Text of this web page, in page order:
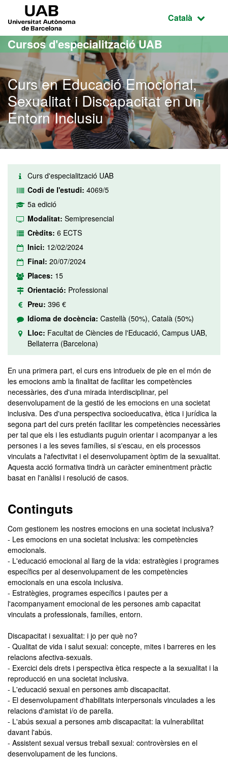
Ves al contingut principal
Ves a la navegació de la pàgina
Idioma
Català
Cursos d'especialització UAB
Curs en Educació Emocional,
Sexualitat i Discapacitat en un
Entorn Inclusiu
Curs d'especialització UAB
Codi de l'estudi: 4069/5
5a edició
Modalitat: Semipresencial
Crèdits: 6 ECTS
Inici: 12/02/2024
Final: 20/07/2024
Places: 15
Orientació: Professional
Preu: 396 €
Idioma de docència: Castellà (50%), Català (50%)
Lloc: Facultat de Ciències de l'Educació, Campus UAB,
Bellaterra (Barcelona)
En una primera part, el curs ens introdueix de ple en el món de
les emocions amb la finalitat de facilitar les competències
necessàries, des d'una mirada interdisciplinar, pel
desenvolupament de la gestió de les emocions en una societat
inclusiva. Des d'una perspectiva socioeducativa, ètica i jurídica la
segona part del curs pretén facilitar les competències necessàries
per tal que els i les estudiants puguin orientar i acompanyar a les
persones i a les seves famílies, si s'escau, en els processos
vinculats a l'afectivitat i el desenvolupament òptim de la sexualitat.
Aquesta acció formativa tindrà un caràcter eminentment pràctic
basat en l'anàlisi i resolució de casos.
Continguts
Com gestionem les nostres emocions en una societat inclusiva?
- Les emocions en una societat inclusiva: les competències
emocionals.
- L'educació emocional al llarg de la vida: estratègies i programes
específics per al desenvolupament de les competències
emocionals en una escola inclusiva.
- Estratègies, programes específics i pautes per a
l'acompanyament emocional de les persones amb capacitat
vinculats a professionals, famílies, entorn.
Discapacitat i sexualitat: i jo per què no?
- Qualitat de vida i salut sexual: concepte, mites i barreres en les
relacions afectiva-sexuals.
- Exercici dels drets i perspectiva ètica respecte a la sexualitat i la
reproducció en una societat inclusiva.
- L'educació sexual en persones amb discapacitat.
- El desenvolupament d'habilitats interpersonals vinculades a les
relacions d'amistat i/o de parella.
- L'abús sexual a persones amb discapacitat: la vulnerabilitat
davant l'abús.
- Assistent sexual versus treball sexual: controvèrsies en el
desenvolupament de les funcions.